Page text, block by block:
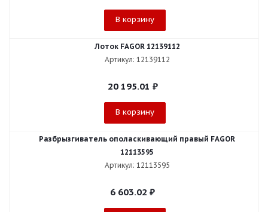
В корзину
Лоток FAGOR 12139112
Артикул: 12139112
20 195.01 ₽
В корзину
Разбрызгиватель ополаскивающий правый FAGOR
12113595
Артикул: 12113595
6 603.02 ₽